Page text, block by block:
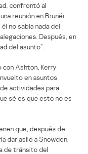
confrontó al
reunión en Brunéi.
no sabía nada del
Después, en
del asunto”.
con Ashton, Kerry
en asuntos
actividades para
sé es que esto no es
que, después de
dar asilo a Snowden,
de tránsito del